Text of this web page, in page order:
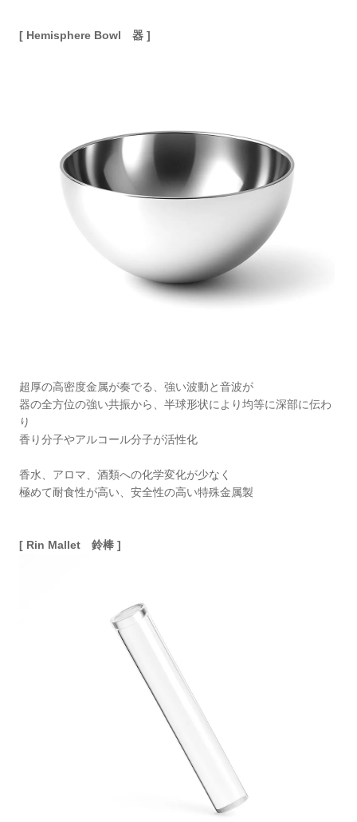
[ Hemisphere Bowl 器 ]
超厚の⾼密度⾦属が奏でる、強い波動と⾳波が
器の全⽅位の強い共振から、半球形状により均等に深部に伝わ
り
⾹り分⼦やアルコール分⼦が活性化
⾹⽔、アロマ、酒類への化学変化が少なく
極めて耐⾷性が⾼い、安全性の⾼い特殊⾦属製
[ Rin Mallet 鈴棒 ]